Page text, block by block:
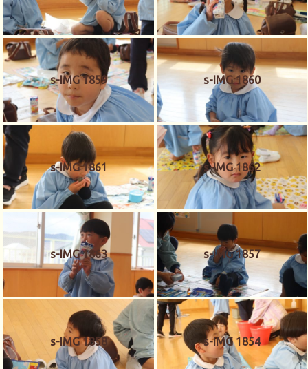
s-IMG 1859 s-IMG 1860
s-IMG 1861 s-IMG 1862
s-IMG 1863 s-IMG 1857
s-IMG 1858 s-IMG 1854